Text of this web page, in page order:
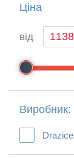
Ціна
від
Виробник:
Drazice